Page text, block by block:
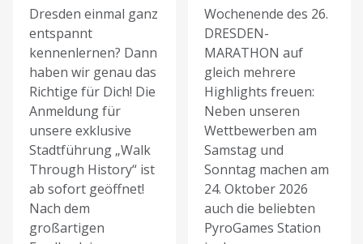
Dresden einmal ganz
entspannt
kennenlernen? Dann
haben wir genau das
Richtige für Dich! Die
Anmeldung für
unsere exklusive
Stadtführung „Walk
Through History“ ist
ab sofort geöffnet!
Nach dem
großartigen
Wochenende des 26.
DRESDEN-
MARATHON auf
gleich mehrere
Highlights freuen:
Neben unseren
Wettbewerben am
Samstag und
Sonntag machen am
24. Oktober 2026
auch die beliebten
PyroGames Station